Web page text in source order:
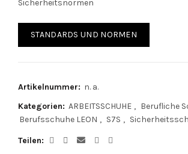
Sicherheitsnormen
STANDARDS UND NORMEN
Artikelnummer: n. a.
Kategorien: ARBEITSSCHUHE , Berufliche
Berufsschuhe LEON , S7S ,
Teilen